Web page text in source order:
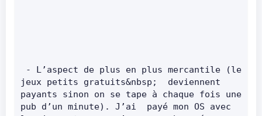
jeux petits gratuits&nbsp;  deviennent
payants sinon on se tape à chaque fois une
pub d’un minute). J’ai  payé mon OS avec